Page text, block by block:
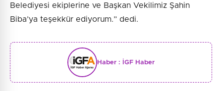
Belediyesi ekiplerine ve Başkan Vekilimiz Şahin
Biba’ya teşekkür ediyorum.” dedi.
Haber : İGF Haber